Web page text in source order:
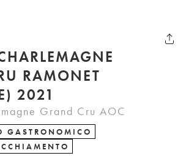
RAMONET
(DOMAINE) 2021
Grand Cru AOC
GASTRONOMICO